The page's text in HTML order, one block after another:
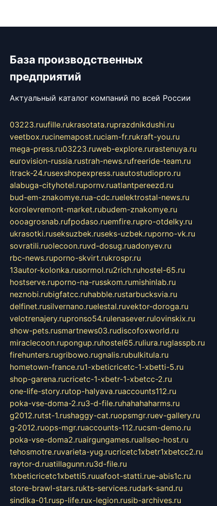
База производственных
предприятий
Актуальный каталог компаний по всей России
03223.ruufille.rukrasotata.ruprazdnikdushi.ru
veetbox.rucinemapost.ruciam-fr.rukraft-you.ru
mega-press.ru03223.ruweb-explore.rurastenuya.ru
eurovision-russia.rustrah-news.rufreeride-team.ru
itrack-24.rusexshopexpress.ruautostudiopro.ru
alabuga-cityhotel.rupornv.ruatlantpereezd.ru
bud-em-znakomye.rua-cdc.ruelektrostal-news.ru
korolevremont-market.rubudem-znakomye.ru
oooagrosnab.rufpodaso.ruemfire.rupro-otdelky.ru
ukrasotki.ruseksuzbek.ruseks-uzbek.ruporno-vk.ru
sovratili.ruolecoon.ruvd-dosug.ruadonyev.ru
rbc-news.ruporno-skvirt.rukrospr.ru
13autor-kolonka.rusormol.ru2rich.ruhostel-65.ru
hostserve.ruporno-na-russkom.rumishinlab.ru
neznobi.rubigfatcc.ruhabble.rustarbucksvia.ru
delfinet.rusilvernano.ruelestal.ruvektor-doroga.ru
velotrenajery.rupronso54.rulenasever.rulovinskix.ru
show-pets.rusmartnews03.rudiscofoxworld.ru
miraclecoon.rupongup.ruhostel65.ruliura.ruglasspb.ru
firehunters.rugribowo.rugnalis.rubulkitula.ru
hometown-france.ru1-xbeticricetc-1-xbetti-5.ru
shop-garena.rucricetc-1-xbetr-1-xbetcc-2.ru
one-life-story.rutop-halyava.ruaccounts112.ru
poka-vse-doma-2.ru3-d-file.ruhahahaharms.ru
g2012.rutst-1.rushaggy-cat.ruopsmgr.ruev-gallery.ru
g-2012.ruops-mgr.ruaccounts-112.rucsm-demo.ru
poka-vse-doma2.ruairgungames.ruallseo-host.ru
tehosmotre.ruvarieta-yug.rucricetc1xbetr1xbetcc2.ru
raytor-d.ruatillagunn.ru3d-file.ru
1xbeticricetc1xbetti5.ruuafoot-statti.rue-abis1c.ru
store-brawl-stars.rukts-services.rudark-sand.ru
sindika-01.rusp-life.rux-legion.rusib-archives.ru